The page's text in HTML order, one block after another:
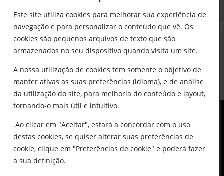
Este site utiliza cookies para melhorar sua experiência de
navegação e para personalizar o conteúdo que vê. Os
cookies são pequenos arquivos de texto que são
armazenados no seu dispositivo quando visita um site.
A nossa utilização de cookies tem somente o objetivo de
manter ativas as suas preferências (idioma), e de análise
da utilização do site, para melhoria do conteúdo e layout,
tornando-o mais útil e intuitivo.
Ao clicar em "Aceitar", estará a concordar com o uso
destas cookies, se quiser alterar suas preferências de
cookie, clique em "Preferências de cookie" e poderá fazer
a sua definição.
construcao@delarobia.pt
R. António Andrade, 1171
2820-287 • Charneca de Caparica
PESQUISAR
© All Copyright 2025 by Delarobia.pt